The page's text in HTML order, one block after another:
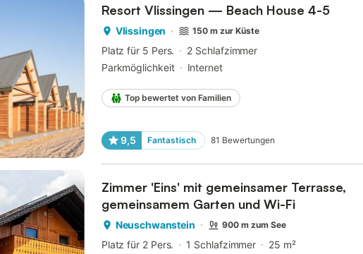
Resort Vlissingen — Beach House 4-5
Vlissingen 150 m zur Küste
Platz für 5 Pers.
2 Schlafzimmer
Parkmöglichkeit
Internet
Top bewertet von Familien
9,5 Fantastisch 81 Bewertungen
Zimmer 'Eins' mit gemeinsamer Terrasse,
gemeinsamem Garten und Wi-Fi
Neuschwanstein 900 m zum See
Platz für 2 Pers. 1 Schlafzimmer
25 m²